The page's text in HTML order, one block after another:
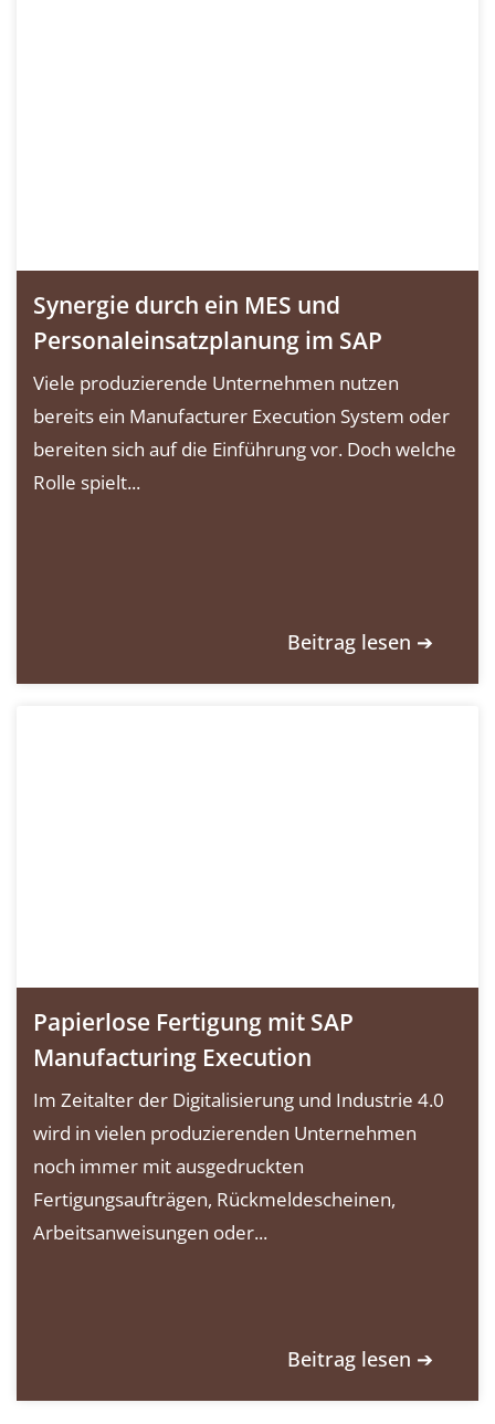
Synergie durch ein MES und
Personaleinsatzplanung im SAP
Viele produzierende Unternehmen nutzen
bereits ein Manufacturer Execution System oder
bereiten sich auf die Einführung vor. Doch welche
Rolle spielt...
Beitrag lesen ➔
Papierlose Fertigung mit SAP
Manufacturing Execution
Im Zeitalter der Digitalisierung und Industrie 4.0
wird in vielen produzierenden Unternehmen
noch immer mit ausgedruckten
Fertigungsaufträgen, Rückmeldescheinen,
Arbeitsanweisungen oder...
Beitrag lesen ➔